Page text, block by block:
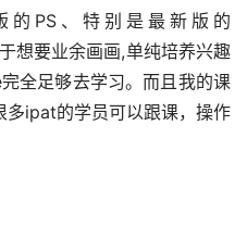
的PS、特别是最新版的
想要业余画画,单纯培养兴趣
全足够去学习。而且我的课
多ipat的学员可以跟课，操作